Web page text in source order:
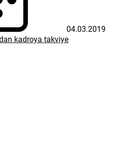
04.03.2019